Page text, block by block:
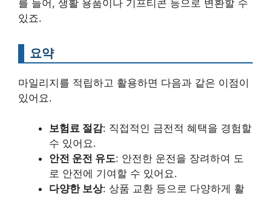
를 들어, 생활 용품이나 기프티콘 등으로 변환할 수
있죠.
요약
마일리지를 적립하고 활용하면 다음과 같은 이점이
있어요.
보험료 절감: 직접적인 금전적 혜택을 경험할
수 있어요.
안전 운전 유도: 안전한 운전을 장려하여 도
로 안전에 기여할 수 있어요.
다양한 보상: 상품 교환 등으로 다양하게 활